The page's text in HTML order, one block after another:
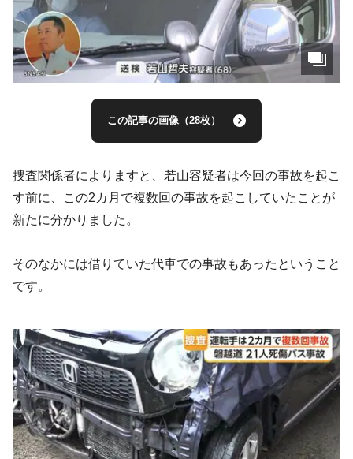
この記事の画像（28枚）
捜査関係者によりますと、若山容疑者は今回の事故を起こ
す前に、この2カ月で複数回の事故を起こしていたことが
新たに分かりました。
そのなかには借りていた代車での事故もあったということ
です。